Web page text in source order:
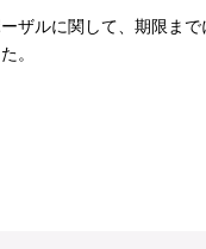
ザルに関して、期限ま
。